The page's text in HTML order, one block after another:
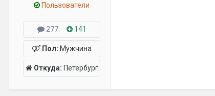
Пользователи
277 141
Пол: Мужчина
Откуда: Петербург